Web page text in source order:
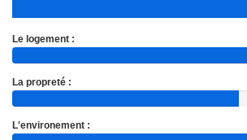
Le logement :
La propreté :
L'environement :